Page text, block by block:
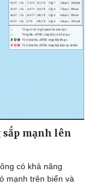
mạnh lên
có khả năng
mạnh trên biển và